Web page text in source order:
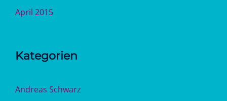
April 2015
Kategorien
Andreas Schwarz